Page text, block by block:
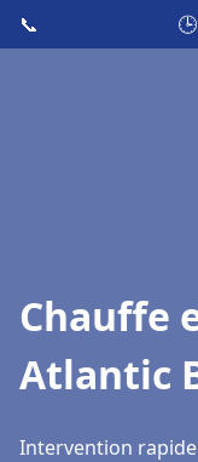
📞
Chauffe
Atlantic
Intervention